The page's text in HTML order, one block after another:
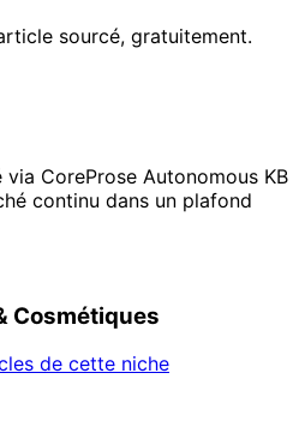
sourcé, gratuitement.
CoreProse Autonomous KB
continu dans un plafond
Cosmétiques
de cette niche